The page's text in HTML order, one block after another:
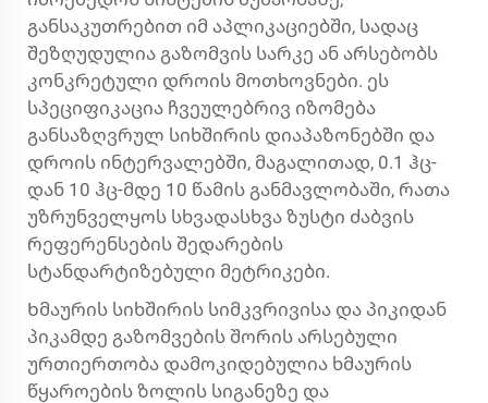
განსაკუთრებით იმ აპლიკაციებში, სადაც
შეზღუდულია გაზომვის სარკე ან არსებობს
კონკრეტული დროის მოთხოვნები. ეს
სპეციფიკაცია ჩვეულებრივ იზომება
განსაზღვრულ სიხშირის დიაპაზონებში და
დროის ინტერვალებში, მაგალითად, 0.1 ჰც-
დან 10 ჰც-მდე 10 წამის განმავლობაში, რათა
უზრუნველყოს სხვადასხვა ზუსტი ძაბვის
რეფერენსების შედარების
სტანდარტიზებული მეტრიკები.
Ხმაურის სიხშირის სიმკვრივისა და პიკიდან
პიკამდე გაზომვების შორის არსებული
ურთიერთობა დამოკიდებულია ხმაურის
წყაროების ზოლის სიგანეზე და